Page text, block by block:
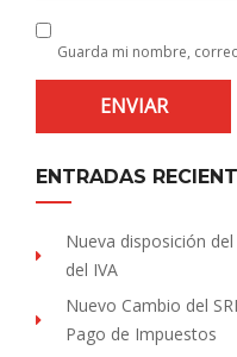
ENTRADAS
Nueva disposición
del IVA
Nuevo Cambio del
Pago de Impuestos